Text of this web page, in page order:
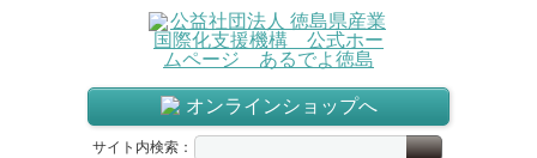
オンラインショップへ
サイト内検索：